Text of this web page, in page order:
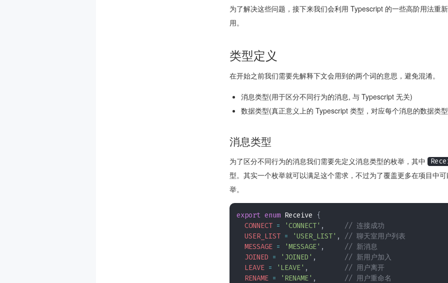
为了解决这些问题，接下来我们会利用 Typescript 的一些高阶用法重
用。
类型定义
在开始之前我们需要先解释下文会用到的两个词的意思，避免混淆。
消息类型(用于区分不同行为的消息, 与 Typescript 无关)
数据类型(真正意义上的 Typescript 类型，对应每个消息的数据类
消息类型
为了区分不同行为的消息我们需要先定义消息类型的枚举，其中
型。其实一个枚举就可以满足这个需求，不过为了覆盖更多在项目中
举。
export enum Receive
{
CONNECT = 'CONNECT' ,
// 连接成功
USER_LIST = 'USER_LIST' ,
// 聊天室用户列表
MESSAGE = 'MESSAGE' ,
// 新消息
JOINED = 'JOINED' ,
// 新用户加入
LEAVE = 'LEAVE' ,
// 用户离开
RENAME = 'RENAME' ,
// 用户重命名